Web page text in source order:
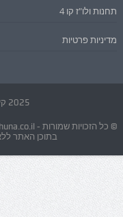
תחנות ולו"ז קו 4
מדיניות פרטיות
2025 קידום ובניית אתרים
בתוכן האתר